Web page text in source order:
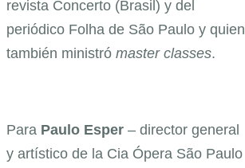
revista Concerto (Brasil) y del
periódico Folha de São Paulo y quien
también ministró master classes.
Para Paulo Esper – director general
y artístico de la Cia Ópera São Paulo